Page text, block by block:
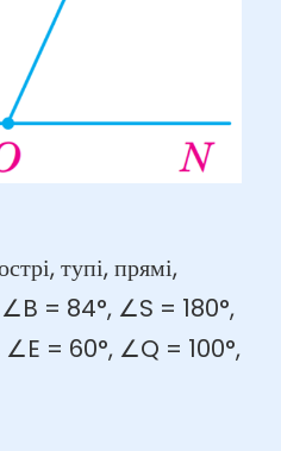
тупі, прямі,
∠B = 84°, ∠S = 180°,
= 60°, ∠Q = 100°,